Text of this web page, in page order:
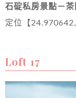
石碇私房景點－茶
定位【
Loft 17